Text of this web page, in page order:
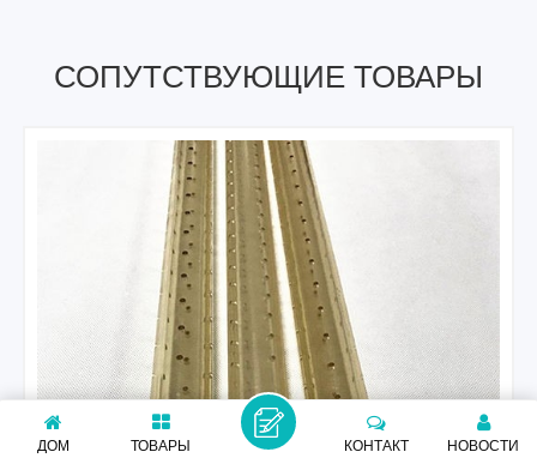
СОПУТСТВУЮЩИЕ ТОВАРЫ
ДОМ ТОВАРЫ НОВОСТИ
КОНТАКТ